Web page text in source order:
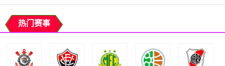
热门赛事